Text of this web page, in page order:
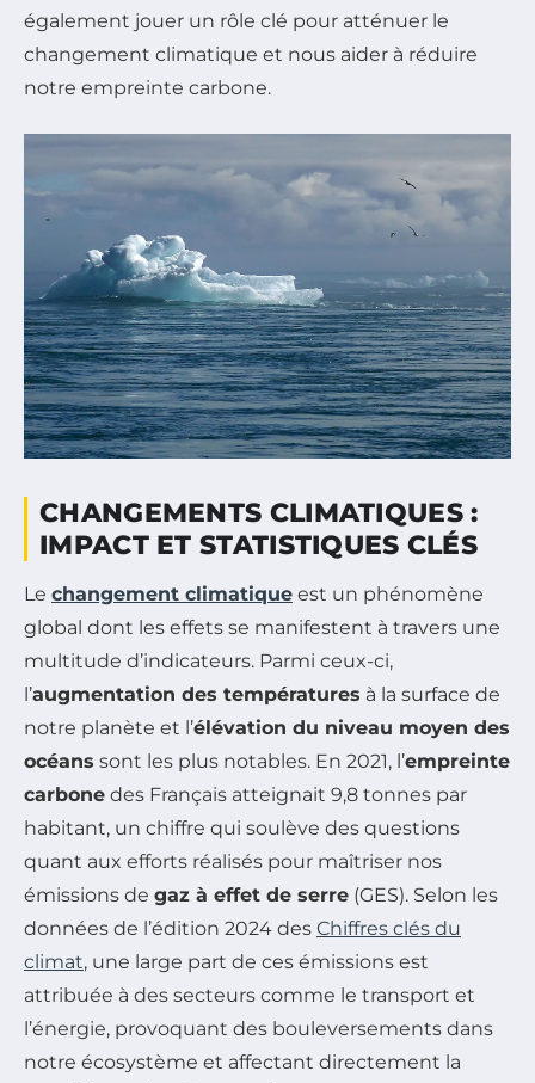
également jouer un rôle clé pour atténuer le
changement climatique et nous aider à réduire
notre empreinte carbone.
CHANGEMENTS CLIMATIQUES :
IMPACT ET STATISTIQUES CLÉS
Le changement climatique est un phénomène
global dont les effets se manifestent à travers une
multitude d’indicateurs. Parmi ceux-ci,
l’augmentation des températures à la surface de
notre planète et l’élévation du niveau moyen des
océans sont les plus notables. En 2021, l’empreinte
carbone des Français atteignait 9,8 tonnes par
habitant, un chiffre qui soulève des questions
quant aux efforts réalisés pour maîtriser nos
émissions de gaz à effet de serre (GES). Selon les
données de l’édition 2024 des Chiffres clés du
climat, une large part de ces émissions est
attribuée à des secteurs comme le transport et
l’énergie, provoquant des bouleversements dans
notre écosystème et affectant directement la